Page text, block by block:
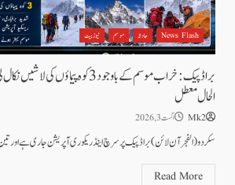
News Flash حادثہ موسم نیوز بیٹ
براڈ پیک: خراب موسم کے باوجود 3 کوہ
الحال معطل
Mk2 اگست 3, 2026
سکردو(الفجرآن لائن)براڈ پیک پر سرچ اینڈ ریکوری آپریشن جاری ہے اور
Read More